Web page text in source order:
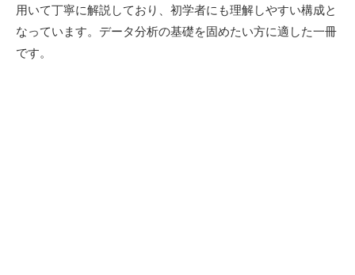
用いて丁寧に解説しており、初学者にも理解しやすい構成と
なっています。データ分析の基礎を固めたい方に適した一冊
です。